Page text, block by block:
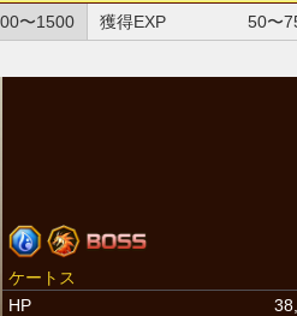
〜1500 獲得EXP 50〜
ケートス
HP